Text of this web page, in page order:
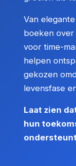
Van
boeken over
voor time-
helpen
gekozen
levensfase
Laat zien
hun